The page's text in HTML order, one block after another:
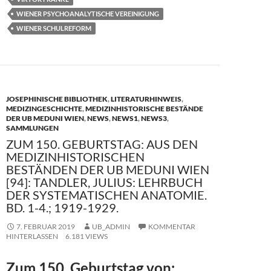
WIENER PSYCHOANALYTISCHE VEREINIGUNG
WIENER SCHULREFORM
JOSEPHINISCHE BIBLIOTHEK,LITERATURHINWEIS,
MEDIZINGESCHICHTE,MEDIZINHISTORISCHE BESTÄNDE
DER UB MEDUNI WIEN,NEWS,NEWS1,NEWS3,
SAMMLUNGEN
ZUM 150. GEBURTSTAG: AUS DEN
MEDIZINHISTORISCHEN
BESTÄNDEN DER UB MEDUNI WIEN
[94]: TANDLER, JULIUS: LEHRBUCH
DER SYSTEMATISCHEN ANATOMIE.
BD. 1-4.; 1919-1929.
7. FEBRUAR 2019 UB_ADMIN
KOMMENTAR
HINTERLASSEN
6.181 VIEWS